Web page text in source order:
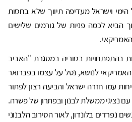
הימי וישראל מעדיפה תיווך שלא בחסות
הביא לכמה פניות של גורמים שלישים
בהתפתחויות בסוריה במסגרת "האביב
לנושא, נטל על עצמו בפברואר
עמו חזרה ישראל והביעה רצון לפתור
נציגי ממשלת לבנון ובפתרון של פשרה.
במפגשים נפרדים בלונדון, לאור הסירוב הלבנוני